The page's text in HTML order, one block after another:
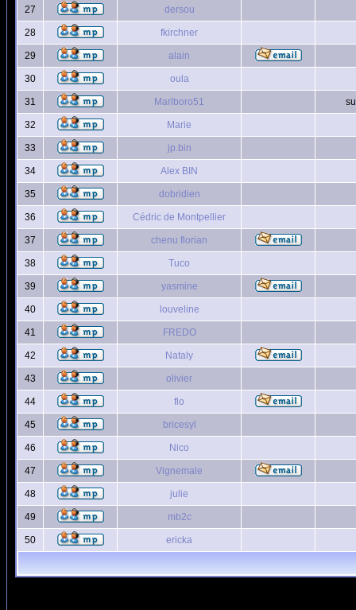
27 dersou
28 fkirchner
29 alain
30 oula
31 Marlboro51
32 Marie
33 jp.bin
34 Alex BIN
35 dobridien
36 Cédric de Montpellier
37 chenu florian
38 Tuco
39 yasmine
40 louveline
41 FREDO
42 Nataly
43 olivier
44 flo
45 bricesyl
46 Nico
47 Vignemale
48 julie
49 mb2c
50 ericka